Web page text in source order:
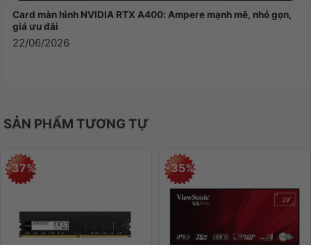
Card màn hình NVIDIA RTX A400: Ampere mạnh mẽ, nhỏ gọn,
giá ưu đãi
22/06/2026
SẢN PHẨM TƯƠNG TỰ
-37% -35%